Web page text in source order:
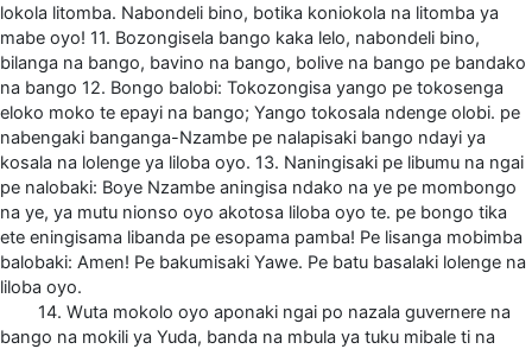
lokola litomba. Nabondeli bino, botika koniokola na litomba ya
mabe oyo! 11. Bozongisela bango kaka lelo, nabondeli bino,
bilanga na bango, bavino na bango, bolive na bango pe bandako
na bango 12. Bongo balobi: Tokozongisa yango pe tokosenga
eloko moko te epayi na bango; Yango tokosala ndenge olobi. pe
nabengaki banganga-Nzambe pe nalapisaki bango ndayi ya
kosala na lolenge ya liloba oyo. 13. Naningisaki pe libumu na ngai
pe nalobaki: Boye Nzambe aningisa ndako na ye pe mombongo
na ye, ya mutu nionso oyo akotosa liloba oyo te. pe bongo tika
ete eningisama libanda pe esopama pamba! Pe lisanga mobimba
balobaki: Amen! Pe bakumisaki Yawe. Pe batu basalaki lolenge na
liloba oyo.
14. Wuta mokolo oyo aponaki ngai po nazala guvernere na
bango na mokili ya Yuda, banda na mbula ya tuku mibale ti na